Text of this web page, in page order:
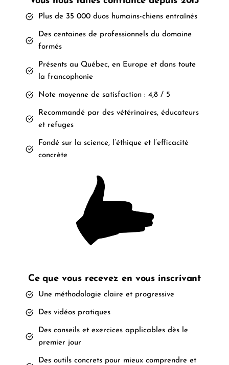
Plus de 35 000 duos humains-chiens entraînés
Des centaines de professionnels du domaine
formés
Présents au Québec, en Europe et dans toute
la francophonie
Note moyenne de satisfaction : 4,8 / 5
Recommandé par des vétérinaires, éducateurs
et refuges
Fondé sur la science, l’éthique et l’efficacité
concrète
Ce que vous recevez en vous inscrivant
Une méthodologie claire et progressive
Des vidéos pratiques
Des conseils et exercices applicables dès le
premier jour
Des outils concrets pour mieux comprendre et